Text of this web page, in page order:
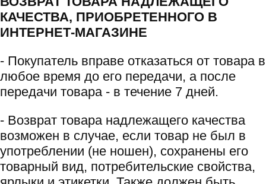
КАЧЕСТВА, ПРИОБРЕТЕННОГО В
ИНТЕРНЕТ-МАГАЗИНЕ
- Покупатель вправе отказаться от товара в
любое время до его передачи, а после
передачи товара - в течение 7 дней.
- Возврат товара надлежащего качества
возможен в случае, если товар не был в
употреблении (не ношен), сохранены его
товарный вид, потребительские свойства,